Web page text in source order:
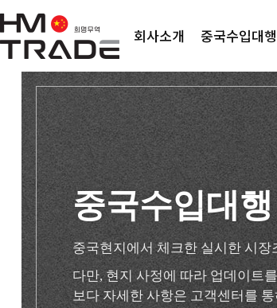
회사소개 중국수입대행
중국수입대행
중국현지에서 체크한 실시한 시
다만, 현지 사정에 따라 업데이트
보다 자세한 사항은 고객센터를